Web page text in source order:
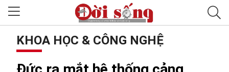
KHOA HỌC & CÔNG NGHỆ